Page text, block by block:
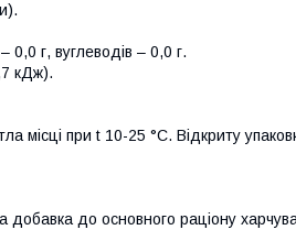
0,0 г, вуглеводів – 0,0 г.
кДж).
місці при t 10-25 °С. Відкриту
до основного раціону